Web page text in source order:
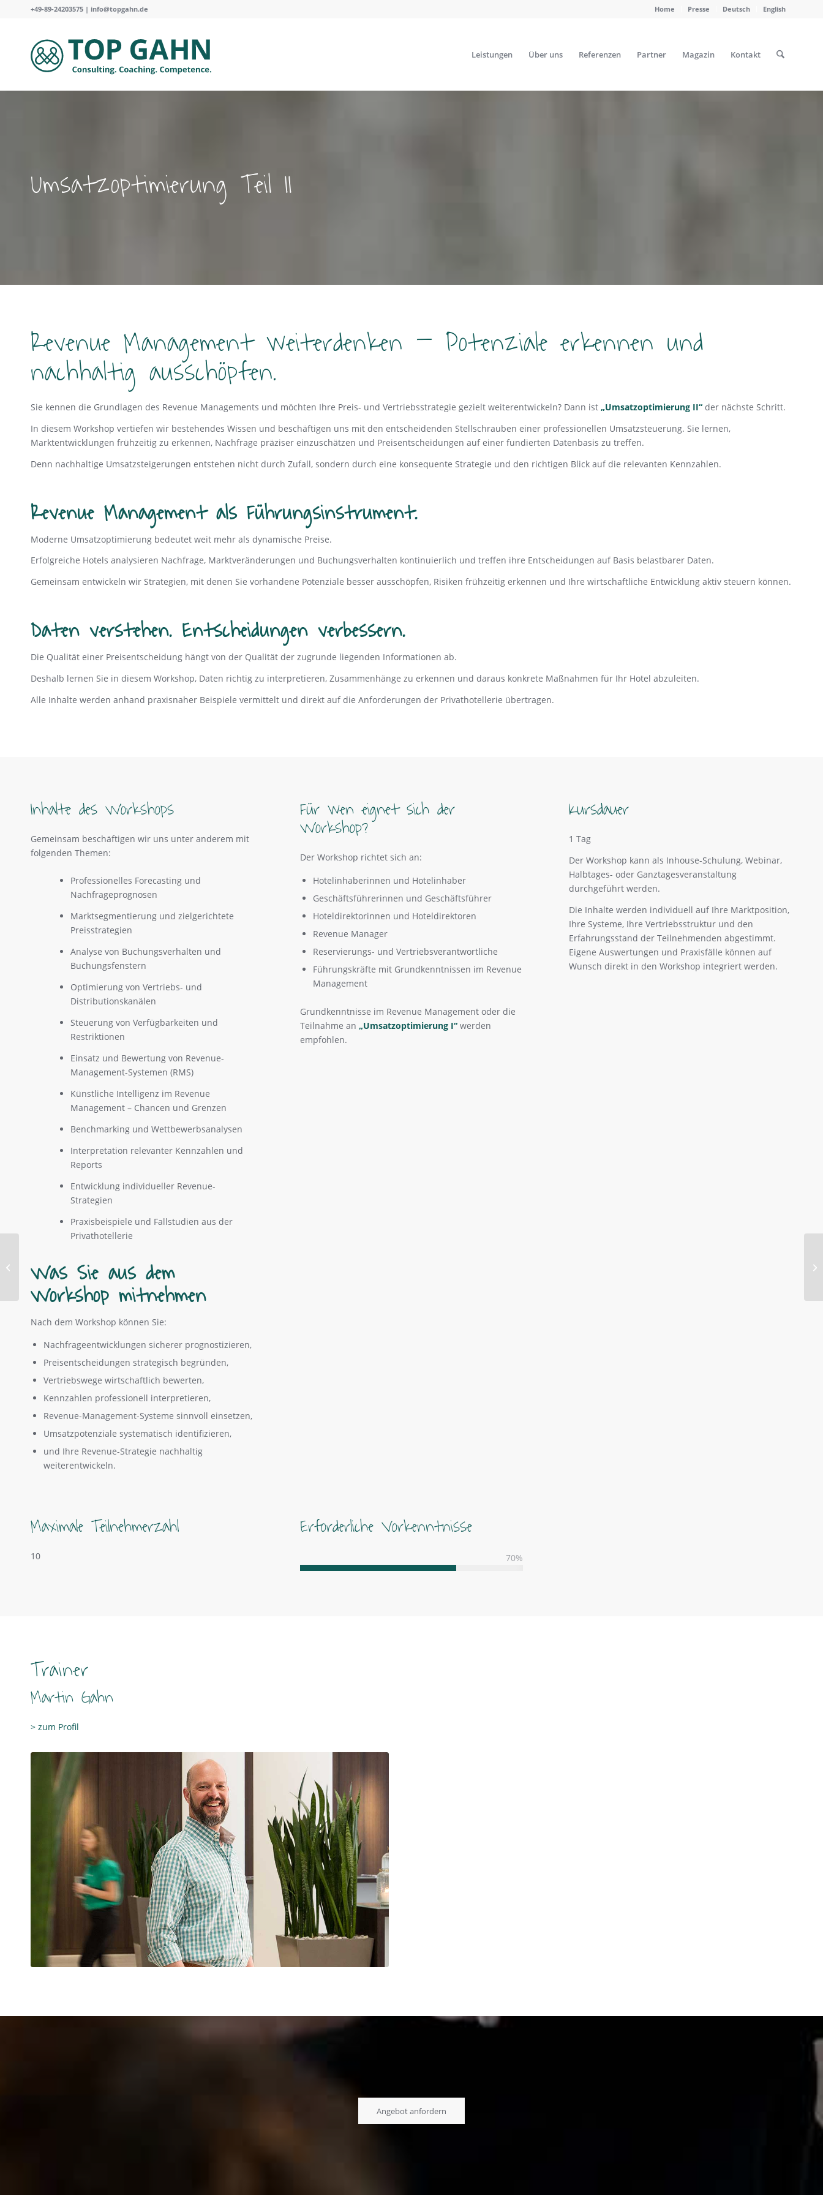
Home Presse Deutsch English
+49-89-24203575 | info@topgahn.de
Leistungen Über uns Referenzen Partner Magazin Kontakt
Umsatzoptimierung Teil II
Revenue Management weiterdenken – Potenziale erkennen und
nachhaltig ausschöpfen.
Sie kennen die Grundlagen des Revenue Managements und möchten Ihre Preis- und Vertriebsstrategie gezielt weiterentwickeln? Dann ist „Umsatzoptimierung II“ der nächste Schritt.
In diesem Workshop vertiefen wir bestehendes Wissen und beschäftigen uns mit den entscheidenden Stellschrauben einer professionellen Umsatzsteuerung. Sie lernen,
Marktentwicklungen frühzeitig zu erkennen, Nachfrage präziser einzuschätzen und Preisentscheidungen auf einer fundierten Datenbasis zu treffen.
Denn nachhaltige Umsatzsteigerungen entstehen nicht durch Zufall, sondern durch eine konsequente Strategie und den richtigen Blick auf die relevanten Kennzahlen.
Revenue Management als Führungsinstrument.
Moderne Umsatzoptimierung bedeutet weit mehr als dynamische Preise.
Erfolgreiche Hotels analysieren Nachfrage, Marktveränderungen und Buchungsverhalten kontinuierlich und treffen ihre Entscheidungen auf Basis belastbarer Daten.
Gemeinsam entwickeln wir Strategien, mit denen Sie vorhandene Potenziale besser ausschöpfen, Risiken frühzeitig erkennen und Ihre wirtschaftliche Entwicklung aktiv steuern können.
Daten verstehen. Entscheidungen verbessern.
Die Qualität einer Preisentscheidung hängt von der Qualität der zugrunde liegenden Informationen ab.
Deshalb lernen Sie in diesem Workshop, Daten richtig zu interpretieren, Zusammenhänge zu erkennen und daraus konkrete Maßnahmen für Ihr Hotel abzuleiten.
Alle Inhalte werden anhand praxisnaher Beispiele vermittelt und direkt auf die Anforderungen der Privathotellerie übertragen.
Inhalte des Workshops
Gemeinsam beschäftigen wir uns unter anderem mit
folgenden Themen:
Professionelles Forecasting und
Nachfrageprognosen
Marktsegmentierung und zielgerichtete
Preisstrategien
Analyse von Buchungsverhalten und
Buchungsfenstern
Optimierung von Vertriebs- und
Distributionskanälen
Steuerung von Verfügbarkeiten und
Restriktionen
Einsatz und Bewertung von Revenue-
Management-Systemen (RMS)
Künstliche Intelligenz im Revenue
Management – Chancen und Grenzen
Benchmarking und Wettbewerbsanalysen
Interpretation relevanter Kennzahlen und
Reports
Entwicklung individueller Revenue-
Strategien
Praxisbeispiele und Fallstudien aus der
Privathotellerie
Was Sie aus dem
Workshop mitnehmen
Nach dem Workshop können Sie:
Nachfrageentwicklungen sicherer prognostizieren,
Preisentscheidungen strategisch begründen,
Vertriebswege wirtschaftlich bewerten,
Kennzahlen professionell interpretieren,
Revenue-Management-Systeme sinnvoll einsetzen,
Umsatzpotenziale systematisch identifizieren,
und Ihre Revenue-Strategie nachhaltig
weiterentwickeln.
Für wen eignet sich der
Workshop?
Der Workshop richtet sich an:
Hotelinhaberinnen und Hotelinhaber
Geschäftsführerinnen und Geschäftsführer
Hoteldirektorinnen und Hoteldirektoren
Revenue Manager
Reservierungs- und Vertriebsverantwortliche
Führungskräfte mit Grundkenntnissen im Revenue
Management
Grundkenntnisse im Revenue Management oder die
Teilnahme an „Umsatzoptimierung I“werden
empfohlen.
Kursdauer
1 Tag
Der Workshop kann als Inhouse-Schulung, Webinar,
Halbtages- oder Ganztagesveranstaltung
durchgeführt werden.
Die Inhalte werden individuell auf Ihre Marktposition,
Ihre Systeme, Ihre Vertriebsstruktur und den
Erfahrungsstand der Teilnehmenden abgestimmt.
Eigene Auswertungen und Praxisfälle können auf
Wunsch direkt in den Workshop integriert werden.
Maximale Teilnehmerzahl
10
Erforderliche Vorkenntnisse
70%
Trainer
Martin Gahn
> zum Profil
Angebot anfordern
Technologie